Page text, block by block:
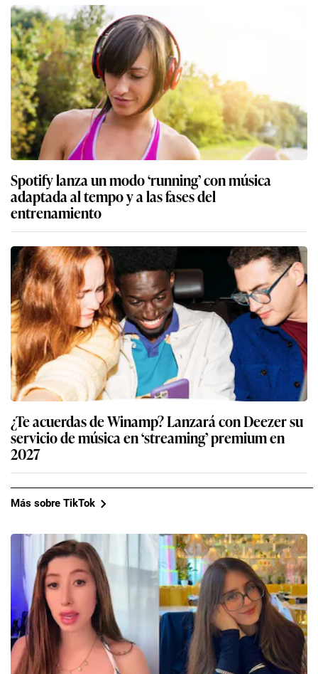
Spotify lanza un modo ‘running’ con música
adaptada al tempo y a las fases del
entrenamiento
¿Te acuerdas de Winamp? Lanzará con Deezer su
servicio de música en ‘streaming’ premium en
2027
Más sobre TikTok